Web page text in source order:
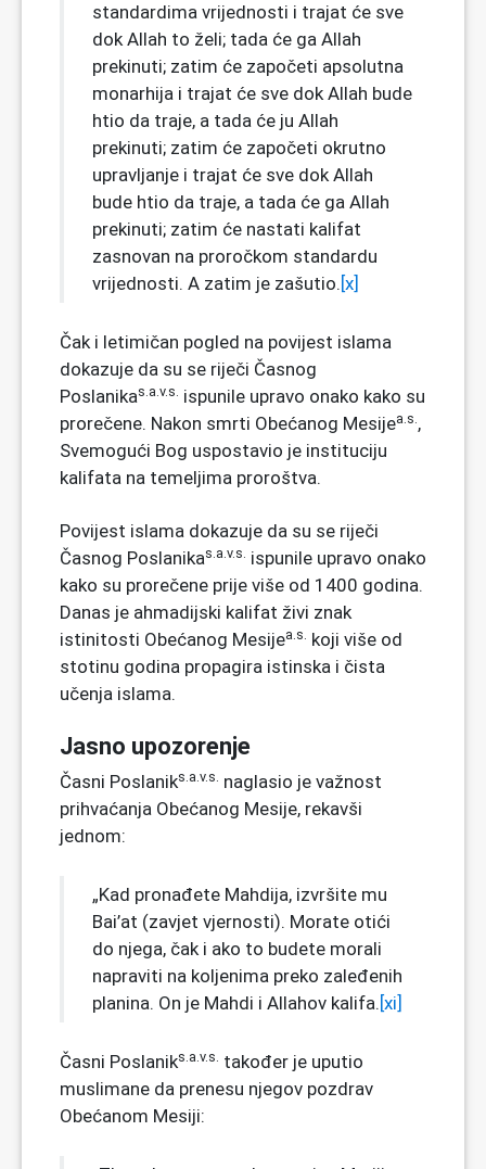
standardima vrijednosti i trajat će sve
dok Allah to želi; tada će ga Allah
prekinuti; zatim će započeti apsolutna
monarhija i trajat će sve dok Allah bude
htio da traje, a tada će ju Allah
prekinuti; zatim će započeti okrutno
upravljanje i trajat će sve dok Allah
bude htio da traje, a tada će ga Allah
prekinuti; zatim će nastati kalifat
zasnovan na proročkom standardu
vrijednosti. A zatim je zašutio.[x]
Čak i letimičan pogled na povijest islama
dokazuje da su se riječi Časnog
Poslanikas.a.v.s. ispunile upravo onako kako su
prorečene. Nakon smrti Obećanog Mesijea.s. ,
Svemogući Bog uspostavio je instituciju
kalifata na temeljima proroštva.
Povijest islama dokazuje da su se riječi
Časnog Poslanikas.a.v.s. ispunile upravo onako
kako su prorečene prije više od 1400 godina.
Danas je ahmadijski kalifat živi znak
istinitosti Obećanog Mesijea.s. koji više od
stotinu godina propagira istinska i čista
učenja islama.
Jasno upozorenje
Časni Poslaniks.a.v.s. naglasio je važnost
prihvaćanja Obećanog Mesije, rekavši
jednom:
„Kad pronađete Mahdija, izvršite mu
Bai’at (zavjet vjernosti). Morate otići
do njega, čak i ako to budete morali
napraviti na koljenima preko zaleđenih
planina. On je Mahdi i Allahov kalifa.[xi]
Časni Poslaniks.a.v.s. također je uputio
muslimane da prenesu njegov pozdrav
Obećanom Mesiji: